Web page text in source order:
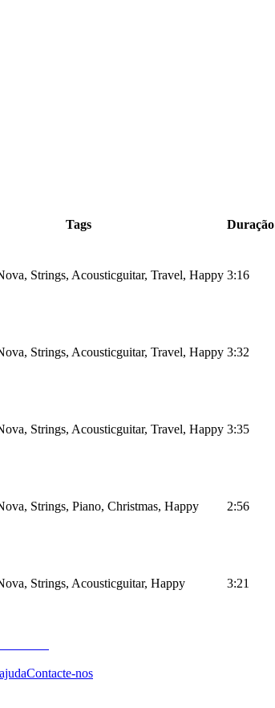
Tags Duração
Strings, Acousticguitar, Travel, Happy 3:16
Strings, Acousticguitar, Travel, Happy 3:32
Strings, Acousticguitar, Travel, Happy 3:35
Strings, Piano, Christmas, Happy 2:56
Strings, Acousticguitar, Happy 3:21
Contacte-nos